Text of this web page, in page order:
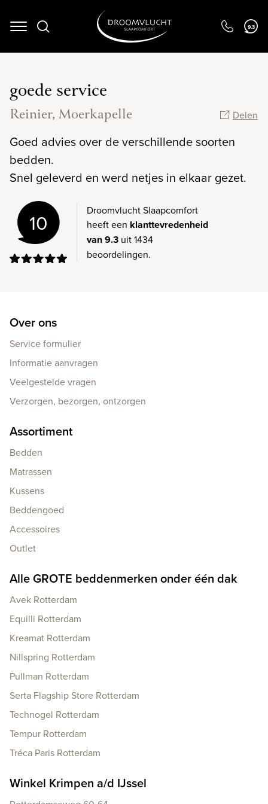
Navigation 9.3
goede service
Reinier, Moerkapelle Delen
Goed advies over de verschillende soorten
bedden.
Snel geleverd en werd netjes in elkaar gezet.
10
Droomvlucht Slaapcomfort
heeft een klanttevredenheid
van 9.3 uit 1434
beoordelingen.
Over ons
Service formulier
Informatie aanvragen
Veelgestelde vragen
Verzorgen, bezorgen, ontzorgen
Assortiment
Bedden
Matrassen
Kussens
Beddengoed
Accessoires
Outlet
Alle GROTE beddenmerken onder één dak
Avek Rotterdam
Equilli Rotterdam
Kreamat Rotterdam
Nillspring Rotterdam
Pullman Rotterdam
Serta Flagship Store Rotterdam
Technogel Rotterdam
Tempur Rotterdam
Tréca Paris Rotterdam
Winkel Krimpen a/d IJssel